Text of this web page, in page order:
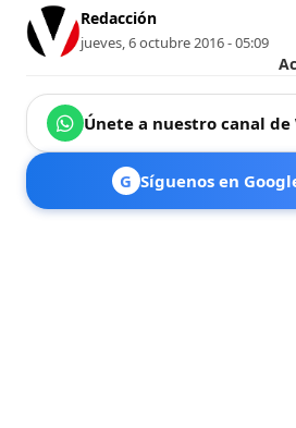
Redacción
jueves, 6 octubre 2016 - 05:09
Únete a nuestro canal de
G Síguenos en